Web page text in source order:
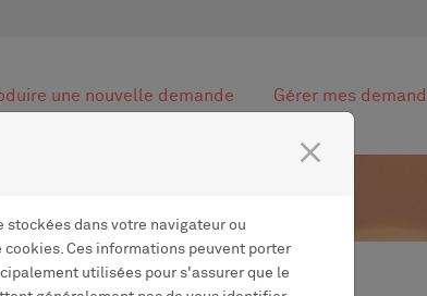
une nouvelle demande Gérer mes
close
stockées dans votre navigateur ou
Ces informations peuvent porter
utilisées pour s'assurer que le